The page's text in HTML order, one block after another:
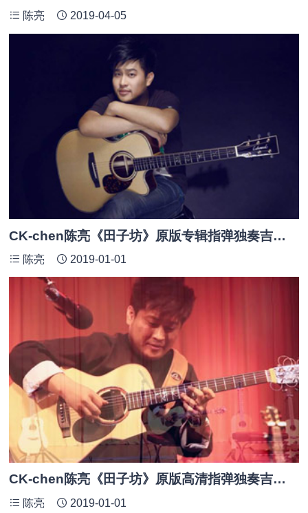
陈亮 2019-04-05
CK-chen陈亮《田子坊》原版专辑指弹独奏吉他谱_附PDF谱
陈亮 2019-01-01
CK-chen陈亮《田子坊》原版高清指弹独奏吉他谱_附PDF及GTP谱
陈亮 2019-01-01